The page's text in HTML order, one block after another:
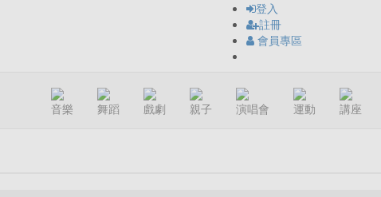
登入
註冊
會員專區
音樂 舞蹈 戲劇 親子 演唱會 運動 講座